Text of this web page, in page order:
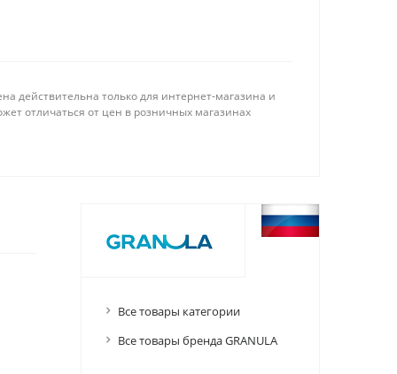
действительна только для интернет-магазина и
отличаться от цен в розничных магазинах
Все товары категории
Все товары бренда GRANULA